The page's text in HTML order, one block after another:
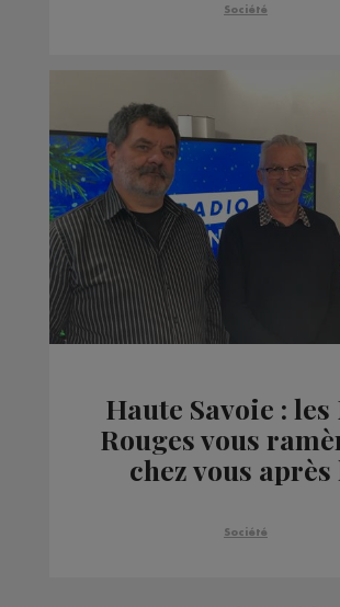
Société
Haute Savoie : les
Rouges vous
chez vous après
Société